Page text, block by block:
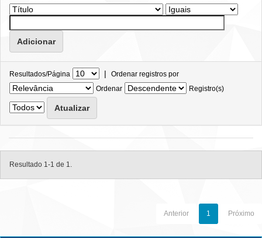
Resultados/Página | Ordenar registros por
Ordenar
Registro(s)
Resultado 1-1 de 1.
Anterior 1 Próximo